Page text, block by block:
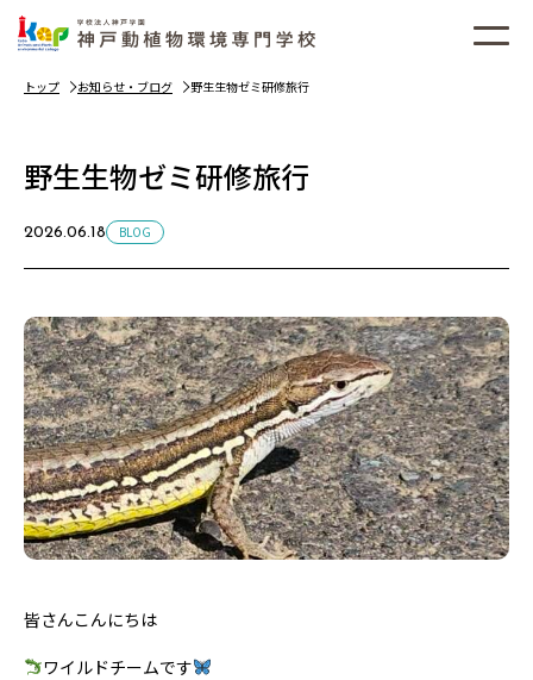
トップ お知らせ・ブログ 野生生物ゼミ研修旅行
野生生物ゼミ研修旅行
2026.06.18 BLOG
皆さんこんにちは
ワイルドチームです